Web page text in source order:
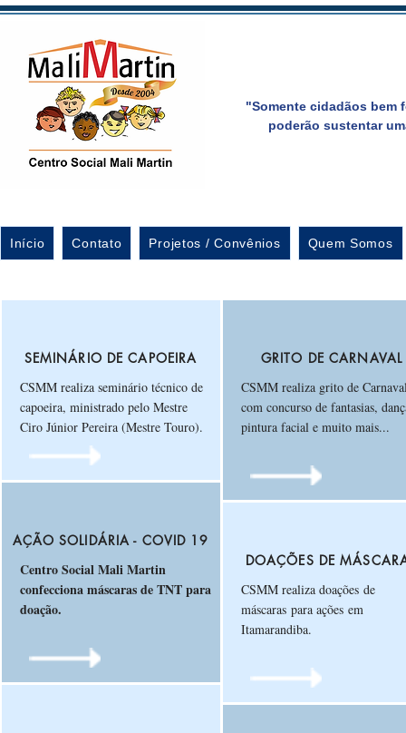
"Somente cidadãos bem
poderão sustentar
Início Contato Projetos / Convênios Quem Somos
SEMINÁRIO DE CAPOEIRA
CSMM realiza seminário técnico de
capoeira, ministrado pelo Mestre
Ciro Júnior Pereira (Mestre Touro).
AÇÃO SOLIDÁRIA - COVID 19
Centro Social Mali Martin
confecciona máscaras de TNT para
doação.
GRITO DE CARNAVAL
CSMM realiza grito de
com concurso de fantasias,
pintura facial e muito mais...
DOAÇÕES DE
CSMM realiza doações de
máscaras para ações em
Itamarandiba.